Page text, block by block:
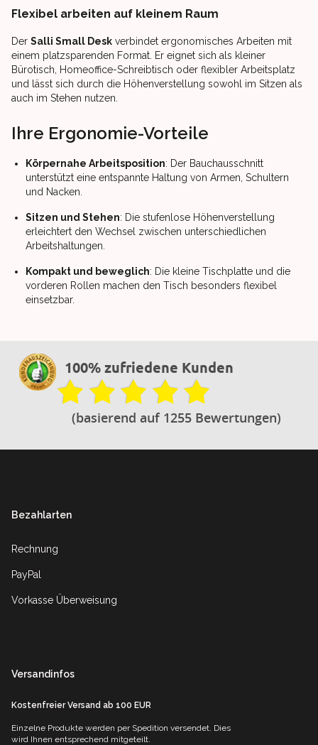
Flexibel arbeiten auf kleinem Raum
Der Salli Small Desk verbindet ergonomisches Arbeiten mit
einem platzsparenden Format. Er eignet sich als kleiner
Bürotisch, Homeoffice-Schreibtisch oder flexibler Arbeitsplatz
und lässt sich durch die Höhenverstellung sowohl im Sitzen als
auch im Stehen nutzen.
Ihre Ergonomie-Vorteile
Körpernahe Arbeitsposition: Der Bauchausschnitt
unterstützt eine entspannte Haltung von Armen, Schultern
und Nacken.
Sitzen und Stehen: Die stufenlose Höhenverstellung
erleichtert den Wechsel zwischen unterschiedlichen
Arbeitshaltungen.
Kompakt und beweglich: Die kleine Tischplatte und die
vorderen Rollen machen den Tisch besonders flexibel
einsetzbar.
100% zufriedene Kunden
(basierend auf 1255 Bewertungen)
Bezahlarten
Rechnung
PayPal
Vorkasse Überweisung
Versandinfos
Kostenfreier Versand ab 100 EUR
Einzelne Produkte werden per Spedition versendet. Dies
wird Ihnen entsprechend mitgeteilt.